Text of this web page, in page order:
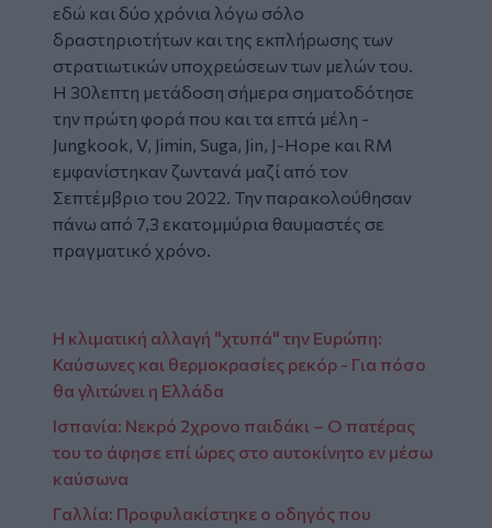
εδώ και δύο χρόνια λόγω σόλο
δραστηριοτήτων και της εκπλήρωσης των
στρατιωτικών υποχρεώσεων των μελών του.
Η 30λεπτη μετάδοση σήμερα σηματοδότησε
την πρώτη φορά που και τα επτά μέλη -
Jungkook, V, Jimin, Suga, Jin, J-Hope και RM
εμφανίστηκαν ζωντανά μαζί από τον
Σεπτέμβριο του 2022. Την παρακολούθησαν
πάνω από 7,3 εκατομμύρια θαυμαστές σε
πραγματικό χρόνο.
Η κλιματική αλλαγή "χτυπά" την Ευρώπη:
Καύσωνες και θερμοκρασίες ρεκόρ - Για πόσο
θα γλιτώνει η Ελλάδα
Ισπανία: Νεκρό 2χρονο παιδάκι – Ο πατέρας
του το άφησε επί ώρες στο αυτοκίνητο εν μέσω
καύσωνα
Γαλλία: Προφυλακίστηκε ο οδηγός που